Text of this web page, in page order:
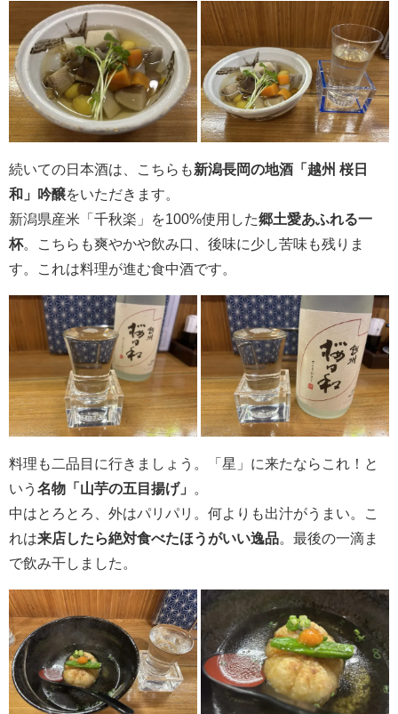
続いての日本酒は、こちらも新潟長岡の地酒「越州 桜日
和」吟醸をいただきます。
新潟県産米「千秋楽」を100%使用した郷土愛あふれる一
杯。こちらも爽やかや飲み口、後味に少し苦味も残りま
す。これは料理が進む食中酒です。
料理も二品目に行きましょう。「星」に来たならこれ！と
いう 名物「山芋の五目揚げ」
中はとろとろ、外はパリパリ。何よりも出汁がうまい。こ
れは来店したら絶対食べたほうがいい逸品 。最後の一滴ま
で飲み干しました。